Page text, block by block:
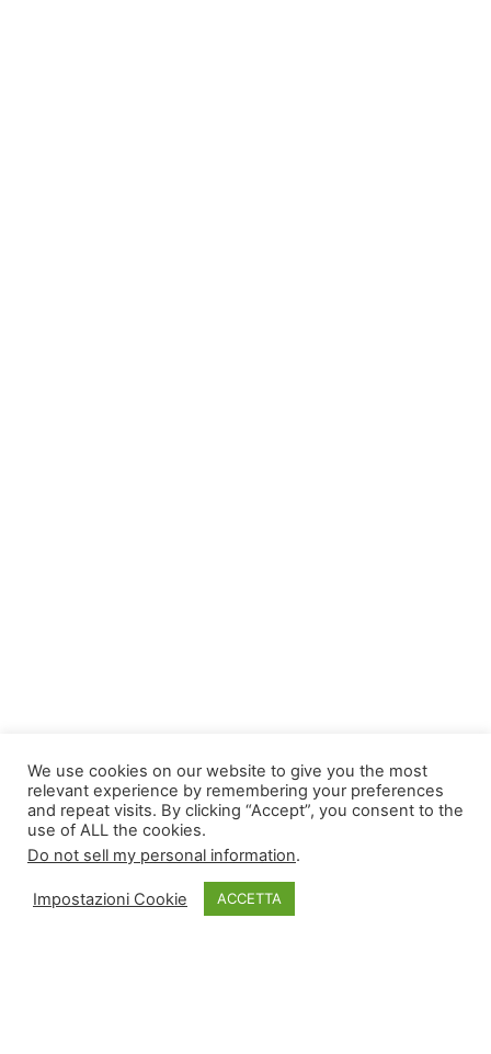
Copyright © 2026 TLDomain.org| Powered by
We use cookies on our website to give you the most
relevant experience by remembering your preferences
and repeat visits. By clicking “Accept”, you consent to the
use of ALL the cookies.
Do not sell my personal information.
Impostazioni Cookie ACCETTA